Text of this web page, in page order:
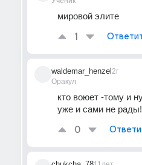
мировой элите
1
waldemar_henzel
Оракул
2г
кто воюет -тому и
уже и сами не
0